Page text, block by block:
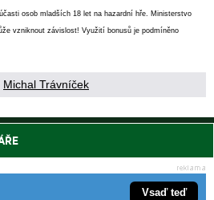
osob mladších 18 let na hazardní hře. Ministerstvo
vzniknout závislost! Využití bonusů je podmíněno
Michal Trávníček
Vsaď teď